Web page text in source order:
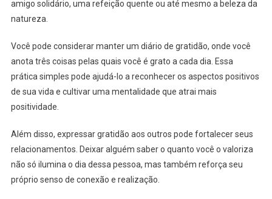
amigo solidário, uma refeição quente ou até mesmo a beleza da
natureza.
Você pode considerar manter um diário de gratidão, onde você
anota três coisas pelas quais você é grato a cada dia. Essa
prática simples pode ajudá-lo a reconhecer os aspectos positivos
de sua vida e cultivar uma mentalidade que atrai mais
positividade.
Além disso, expressar gratidão aos outros pode fortalecer seus
relacionamentos. Deixar alguém saber o quanto você o valoriza
não só ilumina o dia dessa pessoa, mas também reforça seu
próprio senso de conexão e realização.